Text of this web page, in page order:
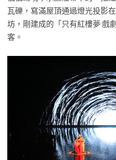
瓦礫，寫滿屋頂通過燈光投影
坊，剛建成的「只有紅樓夢·戲
客。